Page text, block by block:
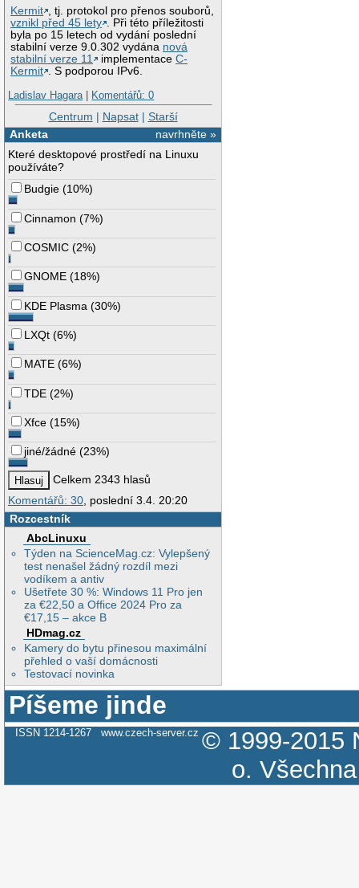
Kermit , tj. protokol pro přenos souborů,
vznikl před 45 lety . Při této příležitosti
byla po 15 letech od vydání poslední
stabilní verze 9.0.302 vydána nová
stabilní verze 11
implementaceC-
Kermit . S podporou IPv6.
Ladislav Hagara| Komentářů: 0
Centrum | Napsat| Starší
navrhněte »
Anketa
Které desktopové prostředí na Linuxu
používáte?
Budgie (10%)
Cinnamon (7%)
COSMIC (2%)
GNOME (18%)
KDE Plasma (30%)
LXQt (6%)
MATE (6%)
TDE (2%)
Xfce (15%)
jiné/žádné (23%)
Celkem 2343 hlasů
Komentářů: 30 , poslední 3.4. 20:20
Rozcestník
AbcLinuxu
Týden na ScienceMag.cz: Vylepšený
test nenašel žádný rozdíl mezi
vodíkem a antiv
Ušetřete 30 %: Windows 11 Pro jen
za €22,50 a Office 2024 Pro za
€17,15 – akce B
HDmag.cz
Kamery do bytu přinesou maximální
přehled o vaší domácnosti
Testovací novinka
Píšeme jinde
ISSN 1214-1267 www.czech-server.cz © 1999-2015
o.